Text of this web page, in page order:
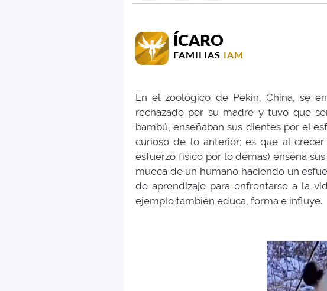
ÍCARO
FAMILIAS IAM
En el zoológico de Pekín, China, se
rechazado por su madre y tuvo que
bambú, enseñaban sus dientes por el
curioso de lo anterior; es que al
esfuerzo físico por lo demás) enseña
mueca de un humano haciendo un
de aprendizaje para enfrentarse a la
ejemplo también educa, forma e influye.